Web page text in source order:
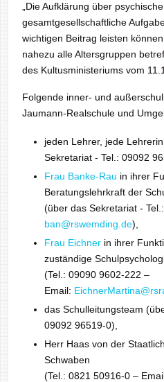
„Die Aufklärung über
gesamtgesellschaftliche
wichtigen Beitrag leisten
nahezu alle Altersgruppen
des Kultusministeriums vom
Folgende inner- und
Jaumann-Realschule und
jeden Lehrer, jede
Sekretariat - Tel.: 09092
Frau Banke-Rau in ihrer
Beratungslehrkraft der
(über das Sekretariat -
ban@rswemding.de),
Frau Eichner in ihrer
zuständige
(Tel.: 09090 9602-222 –
Email:
das Schulleitungsteam
09092 96519-0),
Herr Haas von der
Schwaben
(Tel.: 0821 50916-0 –